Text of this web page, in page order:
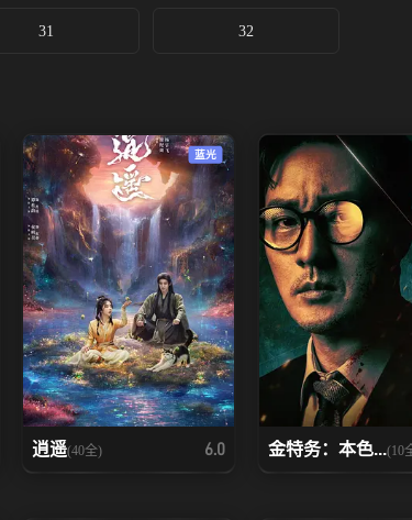
31 32
蓝光
逍遥(40全) 6.0 金特务：本色...(10